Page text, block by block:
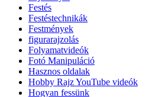
Festés
Festéstechnikák
Festmények
figurarajzolás
Folyamatvideók
Fotó Manipuláció
Hasznos oldalak
Hobby Rajz YouTube videók
Hogyan fessünk